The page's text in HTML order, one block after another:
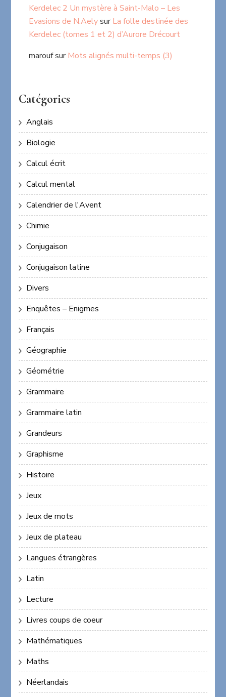
Kerdelec 2 Un mystère à Saint-Malo – Les
Evasions de N.AelysurLa folle destinée des
Kerdelec (tomes 1 et 2) d’Aurore Drécourt
maroufsurMots alignés multi-temps (3)
Catégories
Anglais
Biologie
Calcul écrit
Calcul mental
Calendrier de l'Avent
Chimie
Conjugaison
Conjugaison latine
Divers
Enquêtes – Enigmes
Français
Géographie
Géométrie
Grammaire
Grammaire latin
Grandeurs
Graphisme
Histoire
Jeux
Jeux de mots
Jeux de plateau
Langues étrangères
Latin
Lecture
Livres coups de coeur
Mathématiques
Maths
Néerlandais